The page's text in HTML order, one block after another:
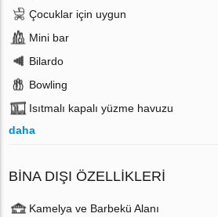
Çocuklar için uygun
Mini bar
Bilardo
Bowling
Isıtmalı kapalı yüzme havuzu
daha
BINA DIŞI ÖZELLIKLERI
Kamelya ve Barbekü Alanı